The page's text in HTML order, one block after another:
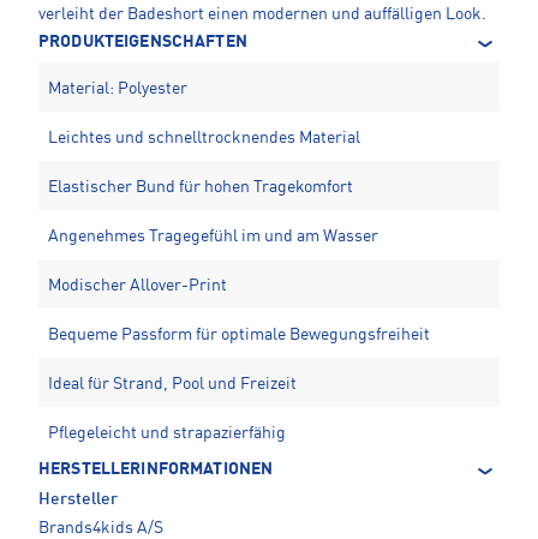
verleiht der Badeshort einen modernen und auffälligen Look.
PRODUKTEIGENSCHAFTEN
Material: Polyester
Leichtes und schnelltrocknendes Material
Elastischer Bund für hohen Tragekomfort
Angenehmes Tragegefühl im und am Wasser
Modischer Allover-Print
Bequeme Passform für optimale Bewegungsfreiheit
Ideal für Strand, Pool und Freizeit
Pflegeleicht und strapazierfähig
HERSTELLERINFORMATIONEN
Hersteller
Brands4kids A/S